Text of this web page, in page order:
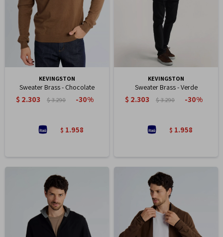
KEVINGSTON
Sweater Brass - Chocolate
$ 2.303 $3.290 30
$ 1.958
KEVINGSTON
Sweater Brass - Verde
$ 2.303 $3.290 30
$ 1.958